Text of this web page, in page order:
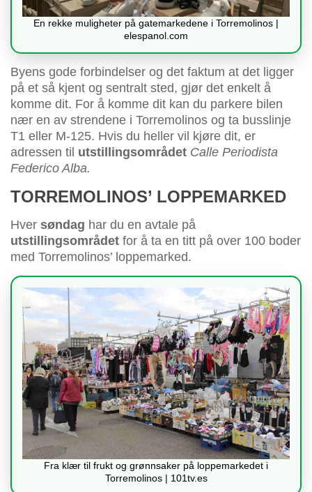
En rekke muligheter på gatemarkedene i Torremolinos |
elespanol.com
Byens gode forbindelser og det faktum at det ligger
på et så kjent og sentralt sted, gjør det enkelt å
komme dit. For å komme dit kan du parkere bilen
nær en av strendene i Torremolinos og ta busslinje
T1 eller M-125. Hvis du heller vil kjøre dit, er
adressen til utstillingsområdet Calle Periodista
Federico Alba.
TORREMOLINOS’ LOPPEMARKED
Hver søndag har du en avtale på
utstillingsområdet for å ta en titt på over 100 boder
med Torremolinos’ loppemarked.
Fra klær til frukt og grønnsaker på loppemarkedet i
Torremolinos | 101tv.es